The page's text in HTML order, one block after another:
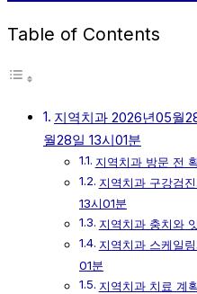
Table of Contents
지역치과 2026년05월
월28일 13시01분
지역치과 방문 전
지역치과 구강검
13시01분
지역치과 충치와
지역치과 스케일
01분
지역치과 치료 계